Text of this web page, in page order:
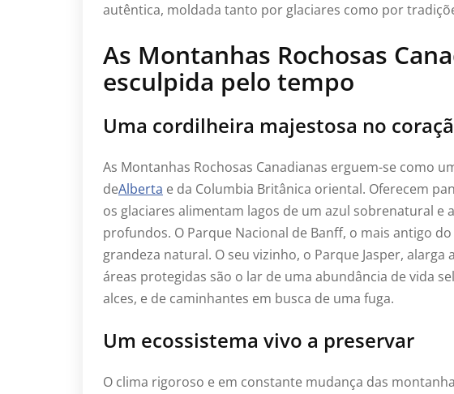
autêntica, moldada tanto por glaciares como por
As Montanhas Rochosas
esculpida pelo tempo
Uma cordilheira majestosa no
As Montanhas Rochosas Canadianas erguem-se como
deAlberta e da Columbia Britânica oriental. Oferecem
os glaciares alimentam lagos de um azul sobrenatural e
profundos. O Parque Nacional de Banff, o mais antigo
grandeza natural. O seu vizinho, o Parque Jasper,
áreas protegidas são o lar de uma abundância de vida
alces, e de caminhantes em busca de uma fuga.
Um ecossistema vivo a preservar
O clima rigoroso e em constante mudança das